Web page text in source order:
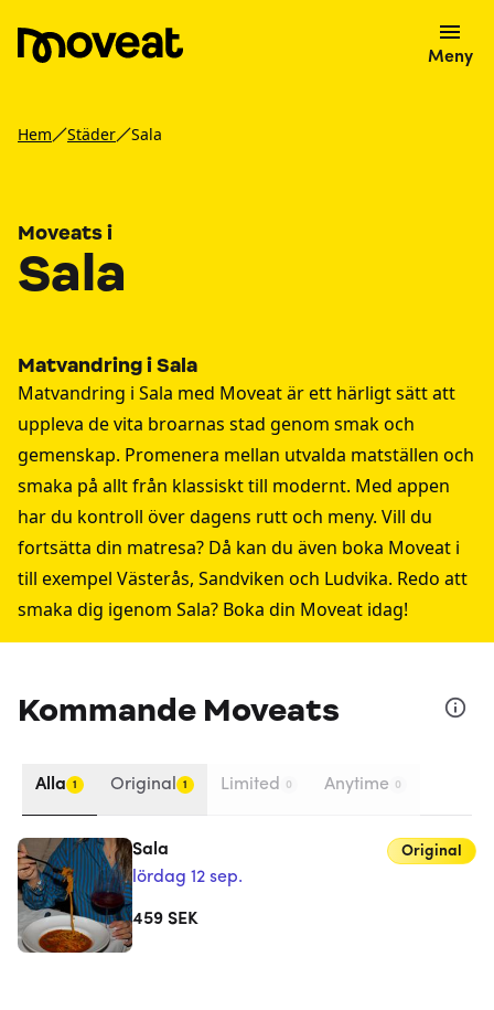
Meny
Hem Städer Sala
Moveats i
Sala
Matvandring i Sala
Matvandring i Sala med Moveat är ett härligt sätt att
uppleva de vita broarnas stad genom smak och
gemenskap. Promenera mellan utvalda matställen och
smaka på allt från klassiskt till modernt. Med appen
har du kontroll över dagens rutt och meny. Vill du
fortsätta din matresa? Då kan du även boka Moveat i
till exempel Västerås, Sandviken och Ludvika. Redo att
smaka dig igenom Sala? Boka din Moveat idag!
Kommande Moveats
Alla 1 Original 1 Limited 0 Anytime 0
Sala
lördag 12 sep.
Original
459 SEK